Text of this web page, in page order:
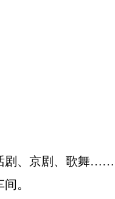
剧、京剧、歌舞……
。